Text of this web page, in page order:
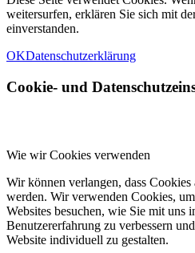
weitersurfen, erklären Sie sich mit
einverstanden.
OKDatenschutzerklärung
Cookie- und
Wie wir Cookies verwenden
Wir können verlangen, dass
werden. Wir verwenden Cookies,
Websites besuchen, wie Sie mit uns
Benutzererfahrung zu verbessern
Website individuell zu gestalten.